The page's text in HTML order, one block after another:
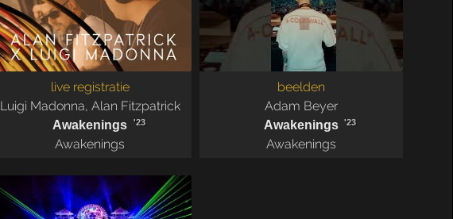
live registratie
Luigi Madonna, Alan Fitzpatrick
Awakenings '23
Awakenings
beelden
Adam Beyer
Awakenings '23
Awakenings